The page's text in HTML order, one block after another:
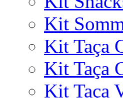
Kit
Kit Taça
Kit Taça
Kit Taça